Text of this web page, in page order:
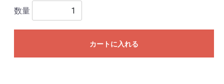
数量
カートに入れる